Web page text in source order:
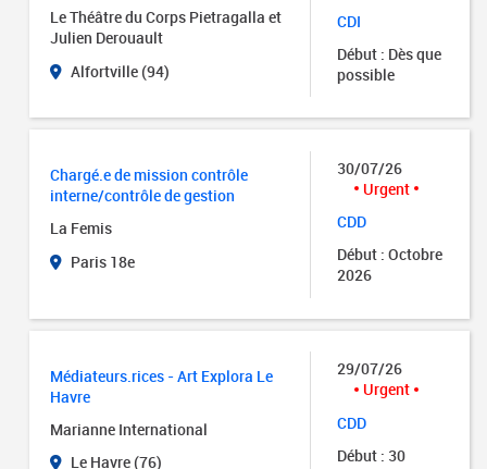
Le Théâtre du Corps Pietragalla et
Julien Derouault
Alfortville (94)
CDI
Début : Dès que
possible
Chargé.e de mission contrôle
interne/contrôle de gestion
La Femis
Paris 18e
30/07/26
Urgent
CDD
Début : Octobre
2026
Médiateurs.rices - Art Explora Le
Havre
Marianne International
Le Havre (76)
29/07/26
Urgent
CDD
Début : 30